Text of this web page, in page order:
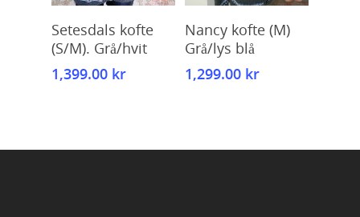
Kjøp
Setesdals kofte
(S/M). Grå/hvit
1,399.00 kr
Kjøp
Nancy kofte (M)
Grå/lys blå
1,299.00 kr